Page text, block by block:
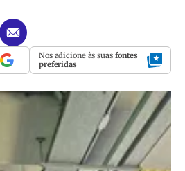
Nos adicione às suas fontes
preferidas